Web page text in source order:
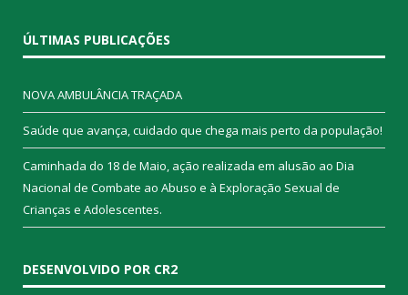
ÚLTIMAS PUBLICAÇÕES
NOVA AMBULÂNCIA TRAÇADA
Saúde que avança, cuidado que chega mais perto da população!
Caminhada do 18 de Maio, ação realizada em alusão ao Dia
Nacional de Combate ao Abuso e à Exploração Sexual de
Crianças e Adolescentes.
DESENVOLVIDO POR CR2